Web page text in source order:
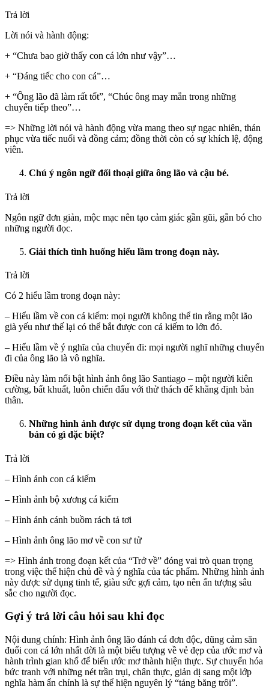
Trả lời
Lời nói và hành động:
+ “Chưa bao giờ thấy con cá lớn như vậy”…
+ “Đáng tiếc cho con cá”…
+ “Ông lão đã làm rất tốt”, “Chúc ông may mắn trong những
chuyến tiếp theo”…
=> Những lời nói và hành động vừa mang theo sự ngạc nhiên, thán
phục vừa tiếc nuối và đồng cảm; đồng thời còn có sự khích lệ, động
viên.
Chú ý ngôn ngữ đối thoại giữa ông lão và cậu bé.
Trả lời
Ngôn ngữ đơn giản, mộc mạc nên tạo cảm giác gần gũi, gắn bó cho
những người đọc.
Giải thích tình huống hiểu lầm trong đoạn này.
Trả lời
Có 2 hiểu lầm trong đoạn này:
– Hiểu lầm về con cá kiếm: mọi người không thể tin rằng một lão
già yếu như thế lại có thể bắt được con cá kiếm to lớn đó.
– Hiểu lầm về ý nghĩa của chuyến đi: mọi người nghĩ những chuyến
đi của ông lão là vô nghĩa.
Điều này làm nổi bật hình ảnh ông lão Santiago – một người kiên
cường, bất khuất, luôn chiến đấu với thử thách để khẳng định bản
thân.
Những hình ảnh được sử dụng trong đoạn kết của văn
bản có gì đặc biệt?
Trả lời
– Hình ảnh con cá kiếm
– Hình ảnh bộ xương cá kiếm
– Hình ảnh cánh buồm rách tả tơi
– Hình ảnh ông lão mơ về con sư tử
=> Hình ảnh trong đoạn kết của “Trở về” đóng vai trò quan trọng
trong việc thể hiện chủ đề và ý nghĩa của tác phẩm. Những hình ảnh
này được sử dụng tinh tế, giàu sức gợi cảm, tạo nên ấn tượng sâu
sắc cho người đọc.
Gợi ý trả lời câu hỏi sau khi đọc
Nội dung chính: Hình ảnh ông lão đánh cá đơn độc, dũng cảm săn
đuổi con cá lớn nhất đời là một biểu tượng về vẻ đẹp của ước mơ và
hành trình gian khổ để biến ước mơ thành hiện thực. Sự chuyển hóa
bức tranh với những nét trần trụi, chân thực, giản dị sang một lớp
nghĩa hàm ẩn chính là sự thể hiện nguyên lý “tảng băng trôi”.